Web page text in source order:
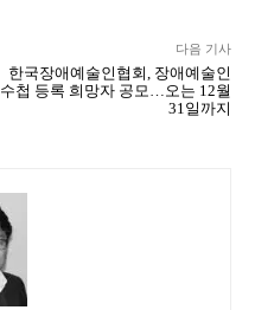
다음 기사
한국장애예술인협회, 장애예술인
수첩 등록 희망자 공모…오는 12월
31일까지